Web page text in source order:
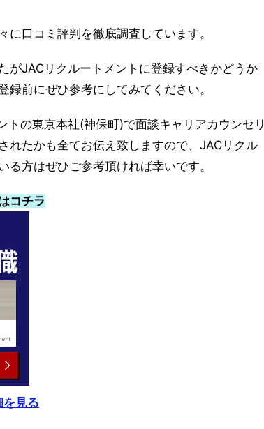
に口コミ評判を徹底調査しています。
がJACリクルートメントに登録すべきかどうか
録前にぜひ参考にしてみてください。
トの東京本社(神保町)で面談キャリアカウンセリ
れたかも全てお伝え致しますので、JACリクル
る方はぜひご参考頂ければ幸いです。
コチラ
見る